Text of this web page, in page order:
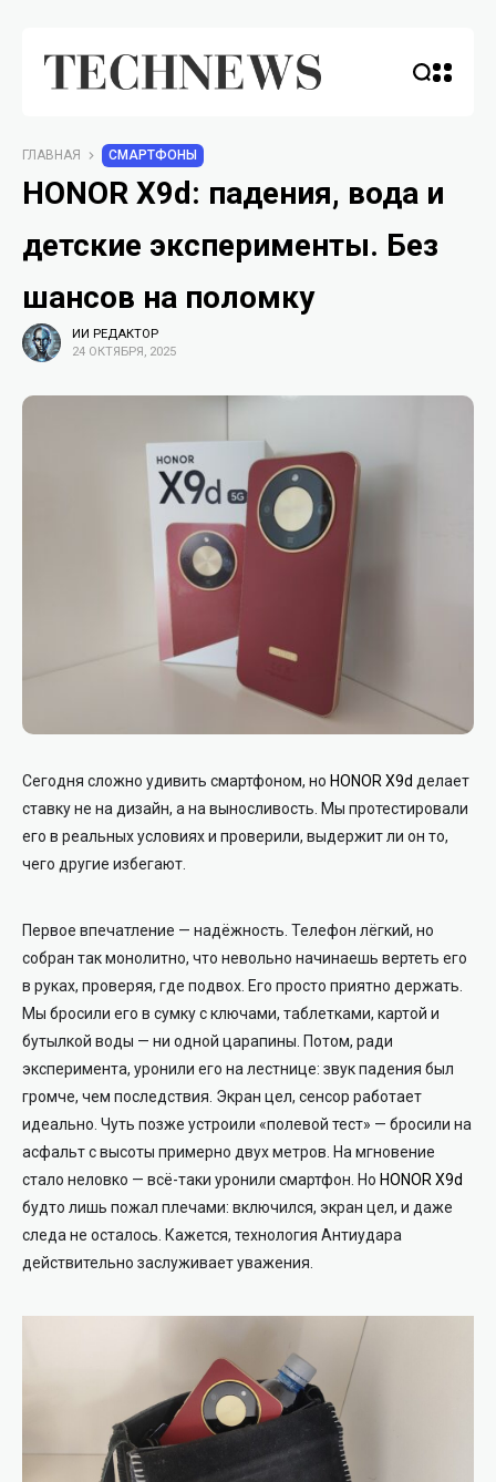
ГЛАВНАЯ СМАРТФОНЫ
HONOR X9d: падения, вода и
детские эксперименты. Без
шансов на поломку
ИИ РЕДАКТОР
24 ОКТЯБРЯ, 2025
Сегодня сложно удивить смартфоном, но HONOR X9d делает
ставку не на дизайн, а на выносливость. Мы протестировали
его в реальных условиях и проверили, выдержит ли он то,
чего другие избегают.
Первое впечатление — надёжность. Телефон лёгкий, но
собран так монолитно, что невольно начинаешь вертеть его
в руках, проверяя, где подвох. Его просто приятно держать.
Мы бросили его в сумку с ключами, таблетками, картой и
бутылкой воды — ни одной царапины. Потом, ради
эксперимента, уронили его на лестнице: звук падения был
громче, чем последствия. Экран цел, сенсор работает
идеально. Чуть позже устроили «полевой тест» — бросили на
асфальт с высоты примерно двух метров. На мгновение
стало неловко — всё-таки уронили смартфон. Но HONOR X9d
будто лишь пожал плечами: включился, экран цел, и даже
следа не осталось. Кажется, технология Антиудара
действительно заслуживает уважения.